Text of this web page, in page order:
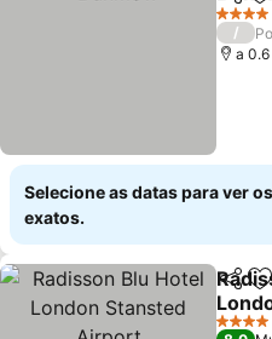
4 Estrelas
/
a
Selecione as datas para ver
exatos.
Ver
4 Estrelas